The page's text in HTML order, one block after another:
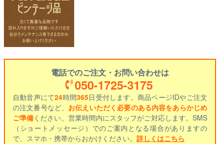
電話でのご注文・お問い合わせは
050-1725-3175
自動音声にて24時間365日受付します。商品ページIDやご注文
の注文番号など、 お伝えいただく必要のある内容をあらかじめ
ご準備ください。営業時間内にスタッフがご対応します。SMS
（ショートメッセージ）でのご案内となる場合がありますの
で、スマホ・携帯からおかけください。 詳しくはこちら